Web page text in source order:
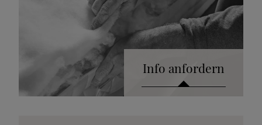
Info anfordern